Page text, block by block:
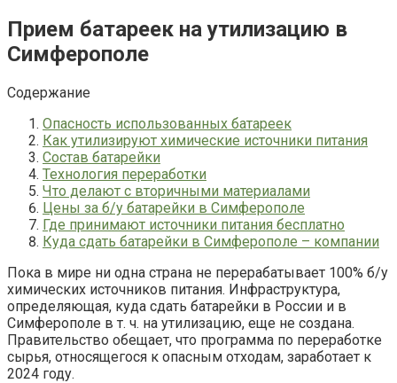
Прием батареек на утилизацию в
Симферополе
Содержание
Опасность использованных батареек
Как утилизируют химические источники питания
Состав батарейки
Технология переработки
Что делают с вторичными материалами
Цены за б/у батарейки в Симферополе
Где принимают источники питания бесплатно
Куда сдать батарейки в Симферополе – компании
Пока в мире ни одна страна не перерабатывает 100% б/у
химических источников питания. Инфраструктура,
определяющая, куда сдать батарейки в России и в
Симферополе в т. ч. на утилизацию, еще не создана.
Правительство обещает, что программа по переработке
сырья, относящегося к опасным отходам, заработает к
2024 году.